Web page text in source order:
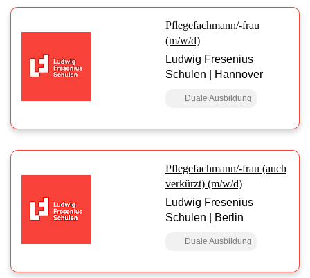
Pflegefachmann/-frau
(m/w/d)
Ludwig Fresenius
Schulen | Hannover
Duale Ausbildung
Pflegefachmann/-frau (auch
verkürzt) (m/w/d)
Ludwig Fresenius
Schulen | Berlin
Duale Ausbildung